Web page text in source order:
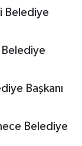
Belediye
Belediye
Başkanı
Belediye